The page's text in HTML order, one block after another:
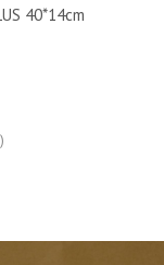
40*14cm